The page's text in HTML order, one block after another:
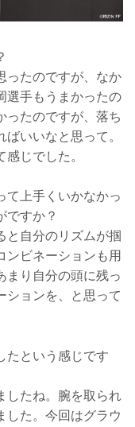
たのですが、なか
選手もうまかったの
ったのですが、落ち
いいなと思って。
じでした。
上手くいかなかっ
ですか？
自分のリズムが掴
ンビネーションも用
まり自分の頭に残っ
ションを、と思って
という感じです
たね。腕を取られ
した。今回はグラウ